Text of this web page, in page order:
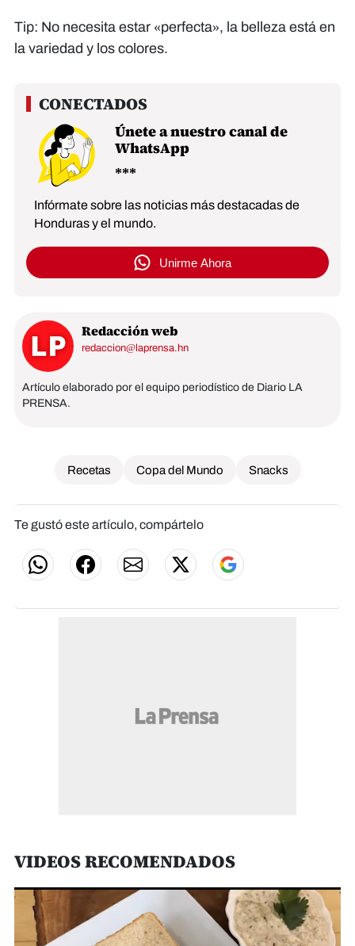
Tip: No necesita estar «perfecta», la belleza está en
la variedad y los colores.
Únete a nuestro canal de
WhatsApp
Infórmate sobre las noticias más destacadas de
Honduras y el mundo.
Unirme Ahora
Redacción web
redaccion@laprensa.hn
Artículo elaborado por el equipo periodístico de Diario LA
PRENSA.
Recetas Copa del Mundo Snacks
Te gustó este artículo, compártelo
VIDEOS RECOMENDADOS